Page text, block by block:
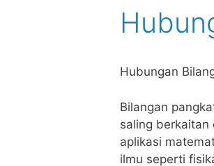
Hubungan
Bilangan
saling berkaitan
aplikasi
ilmu seperti